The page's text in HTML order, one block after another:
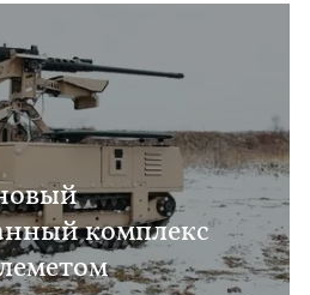
комплекс